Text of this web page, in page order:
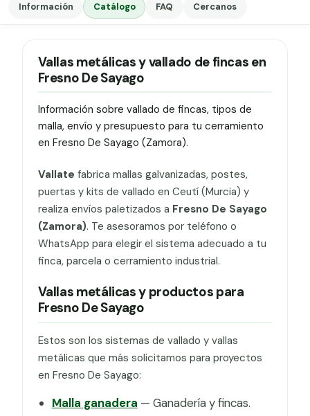
Información Catálogo FAQ Cercanos
Vallas metálicas y vallado de fincas en
Fresno De Sayago
Información sobre vallado de fincas, tipos de
malla, envío y presupuesto para tu cerramiento
en Fresno De Sayago (Zamora).
Vallate fabrica mallas galvanizadas, postes,
puertas y kits de vallado en Ceutí (Murcia) y
realiza envíos paletizados a Fresno De Sayago
(Zamora). Te asesoramos por teléfono o
WhatsApp para elegir el sistema adecuado a tu
finca, parcela o cerramiento industrial.
Vallas metálicas y productos para
Fresno De Sayago
Estos son los sistemas de vallado y vallas
metálicas que más solicitamos para proyectos
en Fresno De Sayago:
Malla ganadera — Ganadería y fincas.